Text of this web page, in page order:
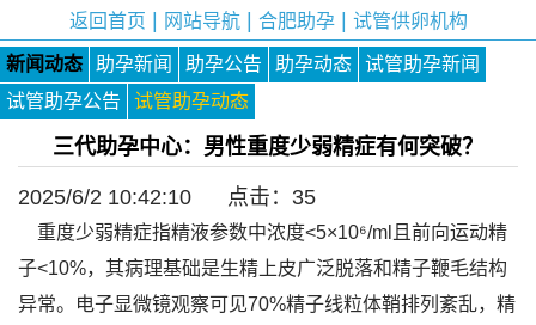
返回首页 网站导航| 合肥助孕| 试管供卵机构
新闻动态 助孕新闻 助孕公告 助孕动态
试管助孕新闻
试管助孕公告
试管助孕动态
三代助孕中心：男性重度少弱精症有何突破？
2025/6/2 10:42:10 点击： 35
重度少弱精症指精液参数中浓度<5×10⁶/ml且前向运动精
子<10%，其病理基础是生精上皮广泛脱落和精子鞭毛结构
异常。电子显微镜观察可见70%精子线粒体鞘排列紊乱，精